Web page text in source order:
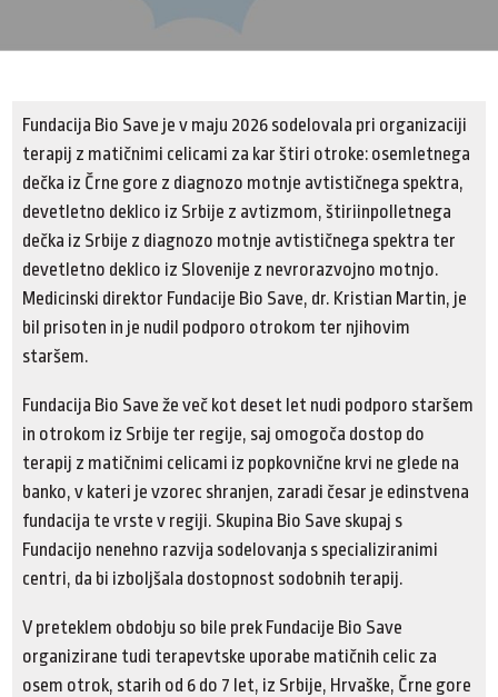
Fundacija Bio Save je v maju 2026 sodelovala pri organizaciji
terapij z matičnimi celicami za kar štiri otroke: osemletnega
dečka iz Črne gore z diagnozo motnje avtističnega spektra,
devetletno deklico iz Srbije z avtizmom, štiriinpolletnega
dečka iz Srbije z diagnozo motnje avtističnega spektra ter
devetletno deklico iz Slovenije z nevrorazvojno motnjo.
Medicinski direktor Fundacije Bio Save, dr. Kristian Martin, je
bil prisoten in je nudil podporo otrokom ter njihovim
staršem.
Fundacija Bio Save že več kot deset let nudi podporo staršem
in otrokom iz Srbije ter regije, saj omogoča dostop do
terapij z matičnimi celicami iz popkovnične krvi ne glede na
banko, v kateri je vzorec shranjen, zaradi česar je edinstvena
fundacija te vrste v regiji. Skupina Bio Save skupaj s
Fundacijo nenehno razvija sodelovanja s specializiranimi
centri, da bi izboljšala dostopnost sodobnih terapij.
V preteklem obdobju so bile prek Fundacije Bio Save
organizirane tudi terapevtske uporabe matičnih celic za
osem otrok, starih od 6 do 7 let, iz Srbije, Hrvaške, Črne gore